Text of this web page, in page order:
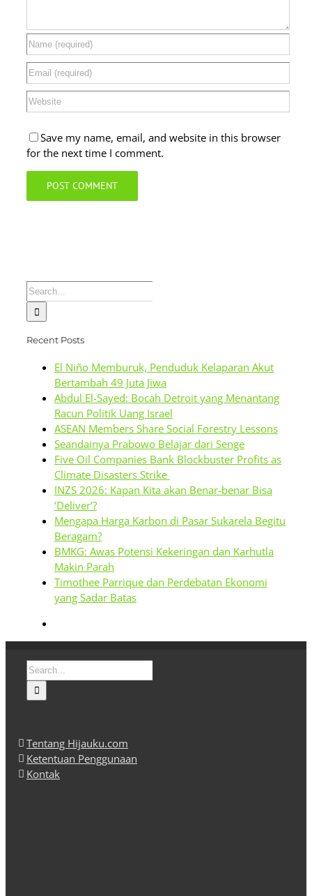
Save my name, email, and website in this browser
for the next time I comment.
Search
for:
Recent Posts
El Niño Memburuk, Penduduk Kelaparan Akut
Bertambah 49 Juta Jiwa
Abdul El-Sayed: Bocah Detroit yang Menantang
Racun Politik Uang Israel
ASEAN Members Share Social Forestry Lessons
Seandainya Prabowo Belajar dari Senge
Five Oil Companies Bank Blockbuster Profits as
Climate Disasters Strike
INZS 2026: Kapan Kita akan Benar-benar Bisa
‘Deliver’?
Mengapa Harga Karbon di Pasar Sukarela Begitu
Beragam?
BMKG: Awas Potensi Kekeringan dan Karhutla
Makin Parah
Timothee Parrique dan Perdebatan Ekonomi
yang Sadar Batas
Search
for:
Tentang Hijauku.com
Ketentuan Penggunaan
Kontak